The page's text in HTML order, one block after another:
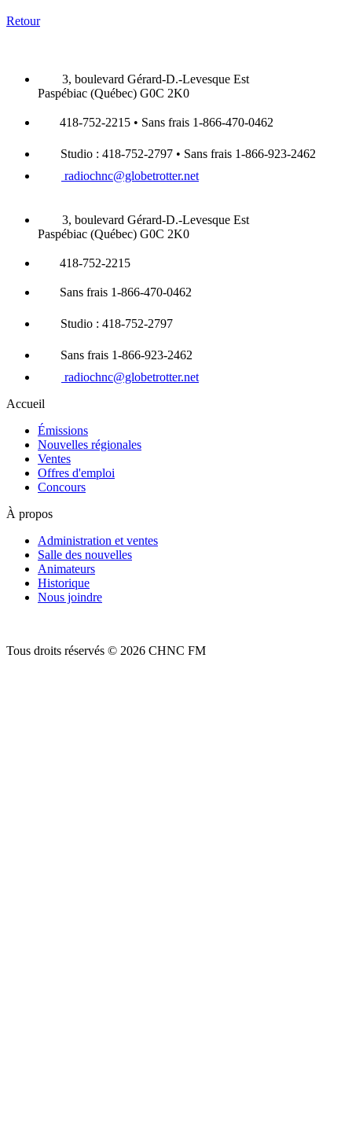
Retour
3, boulevard Gérard-D.-Levesque Est
Paspébiac (Québec) G0C 2K0
418-752-2215 • Sans frais 1-866-470-0462
Studio : 418-752-2797 • Sans frais 1-866-923-2462
radiochnc@globetrotter.net
3, boulevard Gérard-D.-Levesque Est
Paspébiac (Québec) G0C 2K0
418-752-2215
Sans frais 1-866-470-0462
Studio : 418-752-2797
Sans frais 1-866-923-2462
radiochnc@globetrotter.net
Accueil
Émissions
Nouvelles régionales
Ventes
Offres d'emploi
Concours
À propos
Administration et ventes
Salle des nouvelles
Animateurs
Historique
Nous joindre
Tous droits réservés © 2026 CHNC FM